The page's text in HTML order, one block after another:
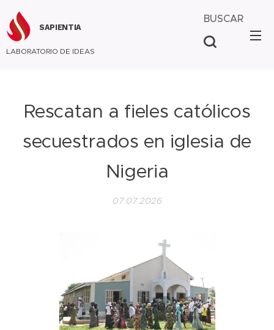
SAPIENTIA
LABORATORIO DE IDEAS
BUSCAR
Rescatan a fieles católicos
secuestrados en iglesia de
Nigeria
07.07.2026